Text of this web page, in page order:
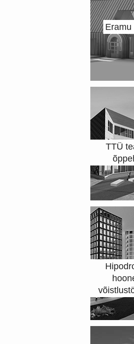
Eramu
TTÜ